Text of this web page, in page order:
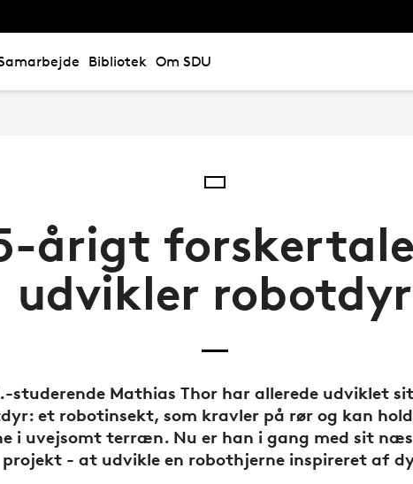
Bibliotek Om SDU
årigt
udvikler robotdyr
studerende Mathias Thor har allerede udviklet
et robotinsekt, som kravler på rør og kan
i uvejsomt terræn. Nu er han i gang med sit
projekt - at udvikle en robothjerne inspireret af